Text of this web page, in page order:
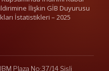
İlişkin GİB Duyurusu
İstatistikleri – 2025
Plaza No:37/14 Şişli